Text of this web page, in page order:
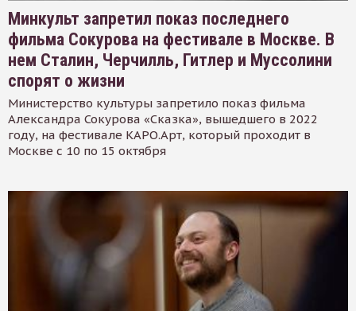
Минкульт запретил показ последнего
фильма Сокурова на фестивале в Москве. В
нем Сталин, Черчилль, Гитлер и Муссолини
спорят о жизни
Министерство культуры запретило показ фильма
Александра Сокурова «Сказка», вышедшего в 2022
году, на фестивале КАРО.Арт, который проходит в
Москве с 10 по 15 октября